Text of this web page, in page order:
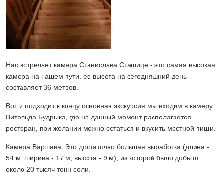
Нас встречает камера Станислава Сташице - это самая высокая
камера на нашем пути, ее высота на сегодняшний день
составляет 36 метров.
Вот и подходит к концу основная экскурсия мы входим в камеру
Витольда Будрыка, где на данный момент располагается
ресторан, при желании можно остаться и вкусить местной пищи.
Камера Варшава. Это достаточно большая выработка (длина -
54 м, ширина - 17 м, высота - 9 м), из которой было добыто
около 20 тысяч тонн соли.